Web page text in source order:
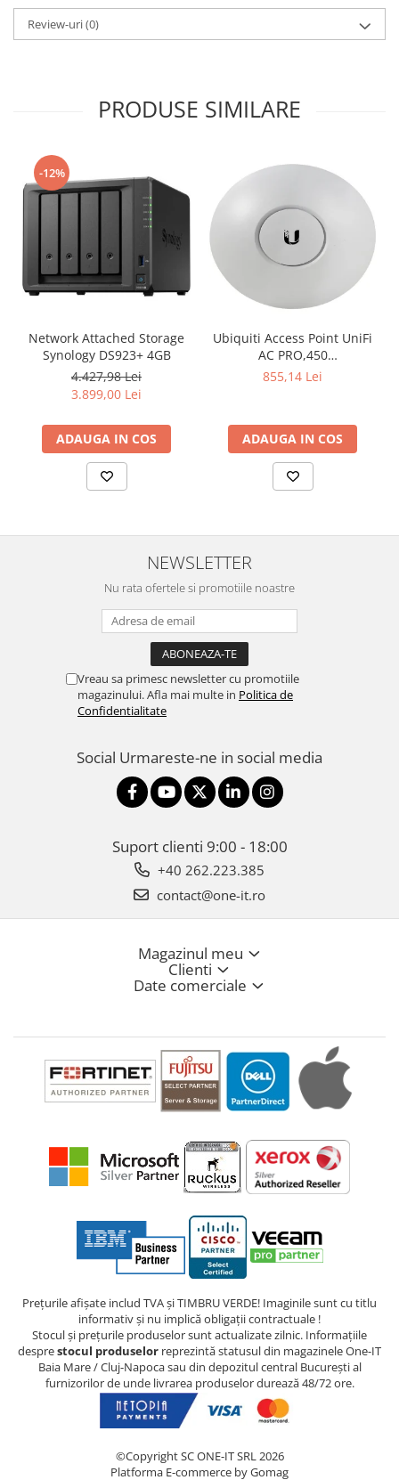
Componente Server
Retelistica & Supraveghere
Multifunctionale
Imprimante
TV, Multimedia & Electronice
Televizoare & accesorii
Multimedia
Foto & Video
Cloud si Aplicatii SaaS
Sisteme Videoconferinta
Securitate Date
Antivirus
Review-uri(0)
PRODUSE SIMILARE
-12%
Network Attached Storage
Synology DS923+ 4GB
4.427,98 Lei
3.899,00 Lei
ADAUGA IN COS
Ubiquiti Access Point UniFi
AC PRO,450
Mbps(2.4GHz),1300
included,
802.3af/at,2x10/100/1000
RJ45 Port, Integrated 3 dBi
3x3 MIMO (2.4GHz and
5GHz),250+ Co
855,14 Lei
ADAUGA IN COS
NEWSLETTER
Nu rata ofertele si promotiile noastre
Vreau sa primesc newsletter cu promotiile
magazinului. Afla mai multe in Politica de
Confidentialitate
Social Urmareste-ne in social media
Suport clienti 9:00 - 18:00
+40 262.223.385
contact@one-it.ro
Magazinul meu
Clienti
Date comerciale
Prețurile afișate includ TVA și TIMBRU VERDE! Imaginile sunt cu titlu
informativ și nu implică obligații contractuale !
Stocul și prețurile produselor sunt actualizate zilnic. Informațiile
desprestocul produselor reprezintă statusul din magazinele One-IT
Baia Mare / Cluj-Napoca sau din depozitul central București al
furnizorilor de unde livrarea produselor durează 48/72 ore.
©Copyright SC ONE-IT SRL 2026
Platforma E-commerce by Gomag